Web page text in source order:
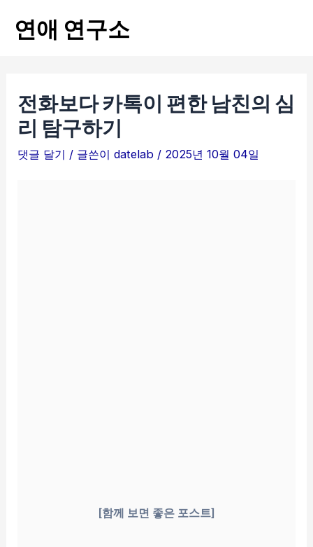
연애 연구소
전화보다 카톡이 편한 남친의 심
리 탐구하기
댓글 달기 / 글쓴이datelab / 2025년 10월 04일
[함께 보면 좋은 포스트]